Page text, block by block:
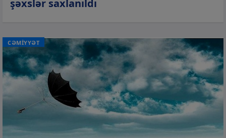
şəxslər saxlanıldı
CƏMİYYƏT